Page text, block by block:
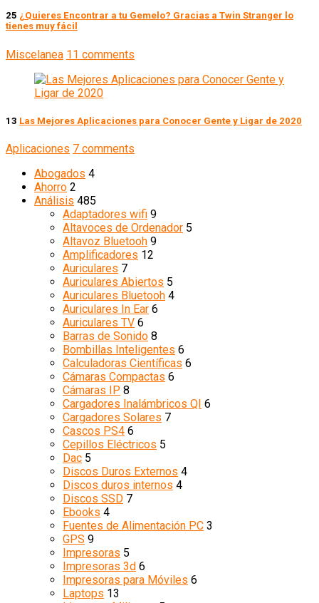
25 ¿Quieres Encontrar a tu Gemelo? Gracias a Twin Stranger lo
tienes muy fácil
Miscelanea 11 comments
13 Las Mejores Aplicaciones para Conocer Gente y Ligar de 2020
Aplicaciones 7 comments
Abogados 4
Ahorro 2
Análisis 485
Adaptadores wifi 9
Altavoces de Ordenador 5
Altavoz Bluetooh 9
Amplificadores 12
Auriculares 7
Auriculares Abiertos 5
Auriculares Bluetooh 4
Auriculares In Ear 6
Auriculares TV 6
Barras de Sonido 8
Bombillas Inteligentes 6
Calculadoras Científicas 6
Cámaras Compactas 6
Cámaras IP 8
Cargadores Inalámbricos QI 6
Cargadores Solares 7
Cascos PS4 6
Cepillos Eléctricos 5
Dac 5
Discos Duros Externos 4
Discos duros internos 4
Discos SSD 7
Ebooks 4
Fuentes de Alimentación PC 3
GPS 9
Impresoras 5
Impresoras 3d 6
Impresoras para Móviles 6
Laptops 13